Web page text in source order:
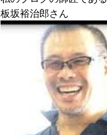
板坂裕治郎さん